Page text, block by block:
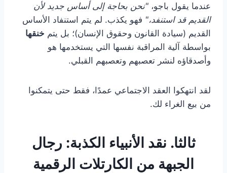
عندما يقول باجو، "نحن بحاجة إلى أساس جديد لأن
القديم قد استنفد،" فهو يكذب. لم يتم استنفاد الأساس
القديم (سيادة القانون وحقوق الإنسان)؛ بل يتم خنقها
بواسطة آلية المراقبة نفسها التي يستخدمها هو
وأصدقاؤه لنشر تعصبهم وتعصبهم القبلي.
لقد انتهكوا العقد الاجتماعي عمدًا، فقط حتى يتمكنوا
من بيع الغراء لك.
ثالثا. نقد الأنبياء الكذبة: رجال
الجبهة من الكارتلات الرقمية